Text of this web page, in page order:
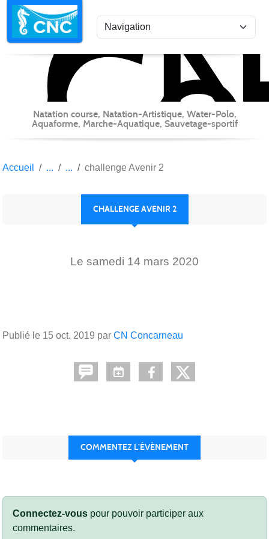
Natation course, Natation-Artistique, Water-Polo,
Aquaforme, Marche-Aquatique, Sauvetage-sportif
Accueil challenge Avenir 2
CHALLENGE AVENIR 2
Le samedi 14 mars 2020
Publié le 15 oct. 2019 par CN Concarneau
COMMENTEZ L’ÉVÈNEMENT
Connectez-vous pour pouvoir participer aux
commentaires.
Panneau de gestion des cookies